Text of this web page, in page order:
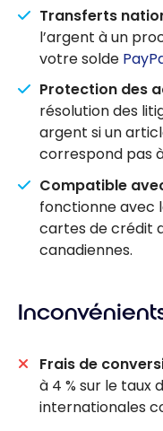
Transferts
l’argent à un
votre solde
Protection des
résolution des
argent si un
correspond pas
Compatible
fonctionne avec
cartes de crédit
canadiennes.
Frais de
à 4 % sur le taux
internationales